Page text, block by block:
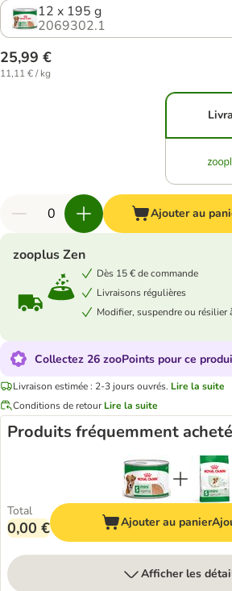
12 x 195 g
2069302.1
25,99 €
11,11 € / kg
Ajouter au
zooplus Zen
Dès 15 € de commande
Livraisons régulières
Modifier, suspendre ou résilier
Collectez 26 zooPoints pour ce
Livraison estimée : 2-3 jours ouvrés. Lire la suite
Conditions de retour Lire la suite
Produits fréquemment
Total
0,00 € Ajouter au panier
Afficher les